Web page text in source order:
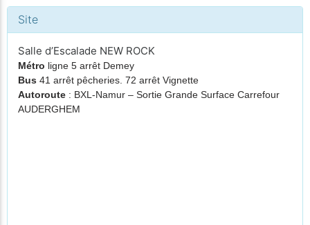
Site
Salle d’Escalade NEW ROCK
Métro ligne 5 arrêt Demey
Bus 41 arrêt pêcheries. 72 arrêt Vignette
Autoroute : BXL-Namur – Sortie Grande Surface Carrefour
AUDERGHEM